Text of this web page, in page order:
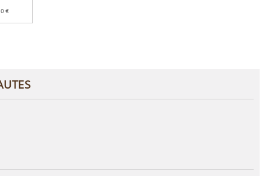
€